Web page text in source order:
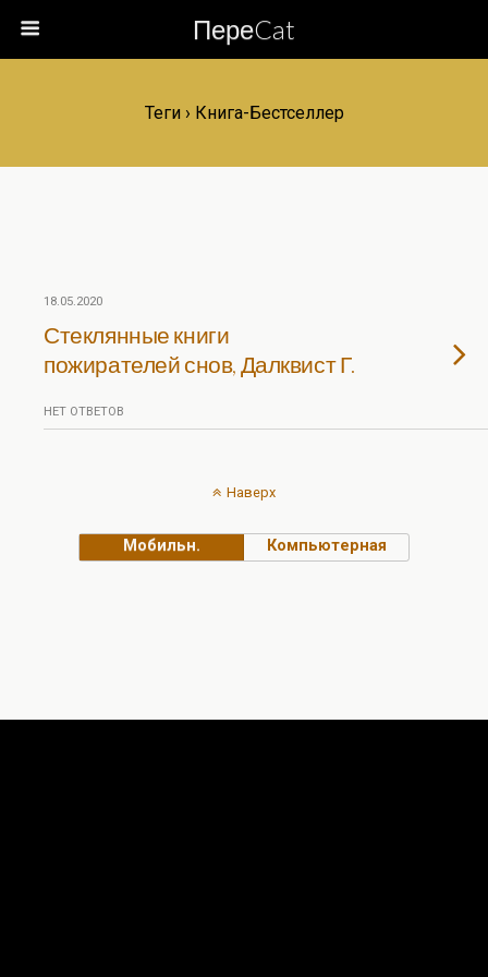
ПереCat
Теги › Книга-Бестселлер
18.05.2020
Стеклянные книги
пожирателей снов, Далквист Г.
НЕТ ОТВЕТОВ
Наверх
Мобильн. Компьютерная